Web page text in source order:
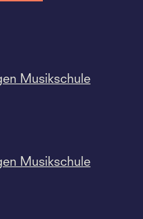
Musikschule
Musikschule